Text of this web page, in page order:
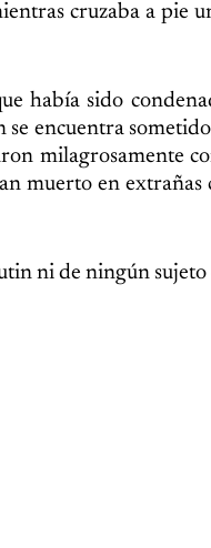
cruzaba a pie
había sido
encuentra
milagrosamente
muerto en
ni de ningún sujeto